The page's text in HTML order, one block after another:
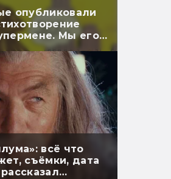
опубликовали
Мы его
всё что
съёмки, дата